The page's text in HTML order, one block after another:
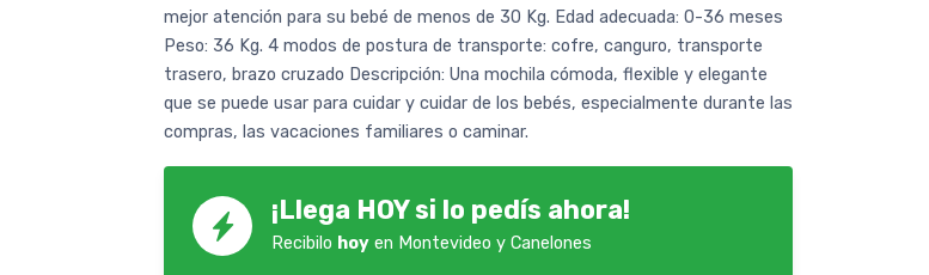
mejor atención para su bebé de menos de 30 Kg. Edad adecuada: 0-36 meses
Peso: 36 Kg. 4 modos de postura de transporte: cofre, canguro, transporte
trasero, brazo cruzado Descripción: Una mochila cómoda, flexible y elegante
que se puede usar para cuidar y cuidar de los bebés, especialmente durante las
compras, las vacaciones familiares o caminar.
¡Llega HOY si lo pedís ahora!
Recibilo hoy en Montevideo y Canelones